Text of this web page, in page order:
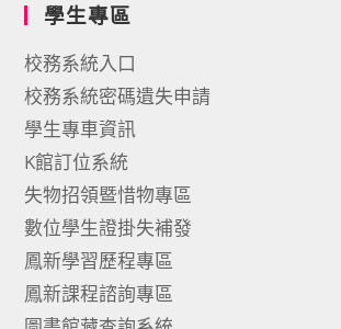
學生專區
校務系統入口
校務系統密碼遺失申請
學生專車資訊
K館訂位系統
失物招領暨惜物專區
數位學生證掛失補發
鳳新學習歷程專區
鳳新課程諮詢專區